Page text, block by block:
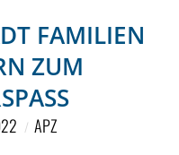
FAMILIEN
ZUM
APZ